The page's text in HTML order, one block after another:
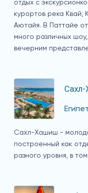
отдых с
курортов река Квай,
Аютайя. В Паттайе
много различных
вечерним
Сахл-Хашиш -
построенный как
разного уровня, в